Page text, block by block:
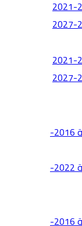
الولاية الانتدابية 2016-
الولاية الانتدابية 2022-
الولاية الانتدابية 2016-